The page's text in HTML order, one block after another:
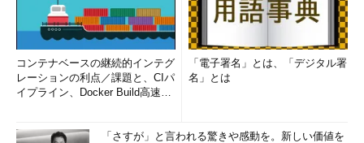
コンテナベースの継続的インテグ
レーションの利点／課題と、CIパ
イプライン、Docker Build高速化
「電子署名」とは、「デジタル署
名」とは
「さすが」と言われる驚きや感動を。新しい価値を